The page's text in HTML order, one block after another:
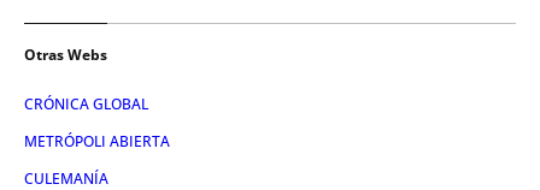
Otras Webs
CRÓNICA GLOBAL
METRÓPOLI ABIERTA
CULEMANÍA